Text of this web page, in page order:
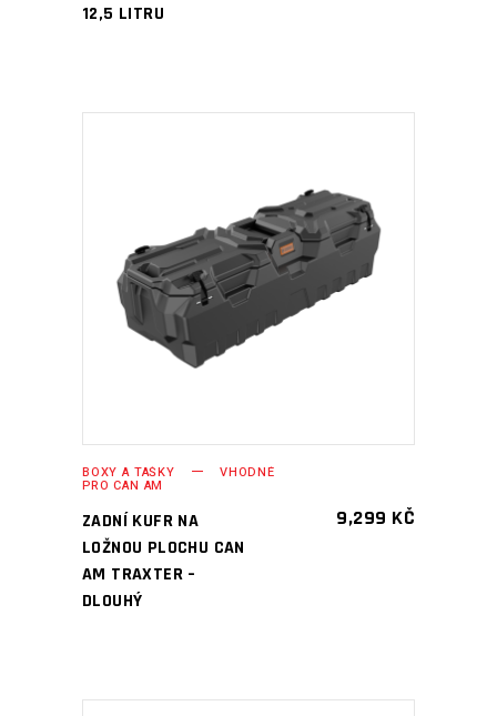
12,5 LITRU
PŘIDAT DO KOŠÍKU
BOXY A TAŠKY VHODNÉ
PRO CAN AM
ZADNÍ KUFR NA
LOŽNOU PLOCHU CAN
AM TRAXTER –
DLOUHÝ
9,299 KČ